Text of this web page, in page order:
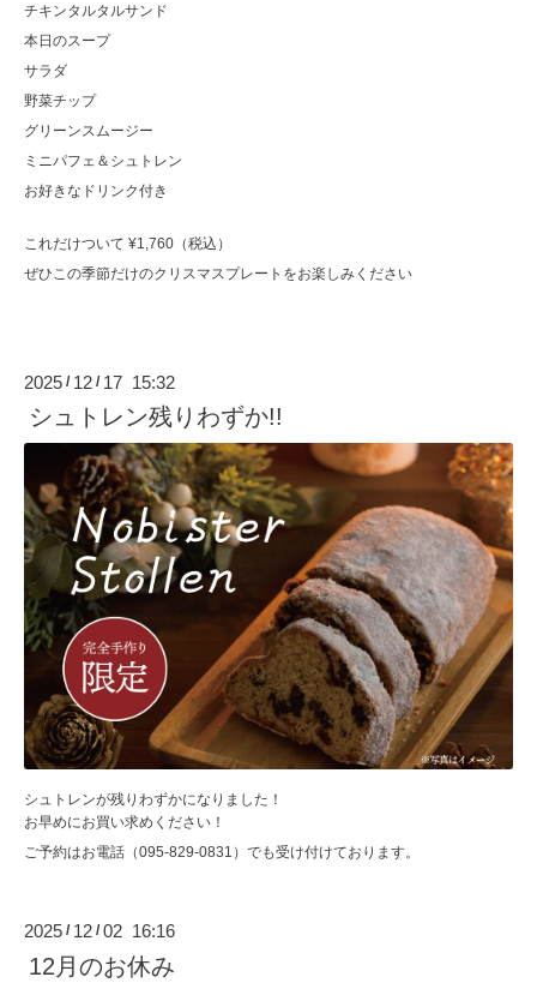
チキンタルタルサンド
本日のスープ
サラダ
野菜チップ
グリーンスムージー
ミニパフェ＆シュトレン
お好きなドリンク付き
これだけついて ¥1,760（税込）
ぜひこの季節だけのクリスマスプレートをお楽しみください
2025 / 12 / 17 15:32
シュトレン残りわずか!!
シュトレンが残りわずかになりました！
お早めにお買い求めください！
ご予約はお電話 （095-829-0831） でも受け付けております。
2025 / 12 /02 16:16
12月のお休み